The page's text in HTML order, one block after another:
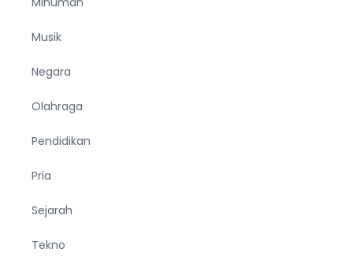
Musik
Negara
Olahraga
Pendidikan
Pria
Sejarah
Tekno